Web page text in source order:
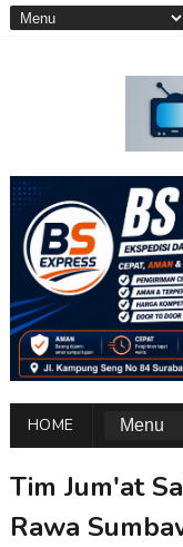
HOME
Tim Jum'at
Rawa